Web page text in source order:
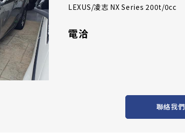
LEXUS/凌志 NX Series 200t/0cc
電洽
聯絡我們